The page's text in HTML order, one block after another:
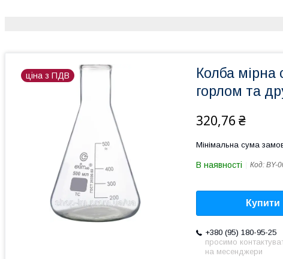
ціна з ПДВ
Колба
горлом та
320,76 ₴
Мінімальна сума
В наявності Код: BY-
Купити
+380 (95) 180-95-25
просимо
на месенджери